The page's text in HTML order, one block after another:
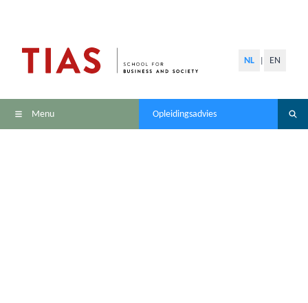
NL EN
Menu Opleidingsadvies